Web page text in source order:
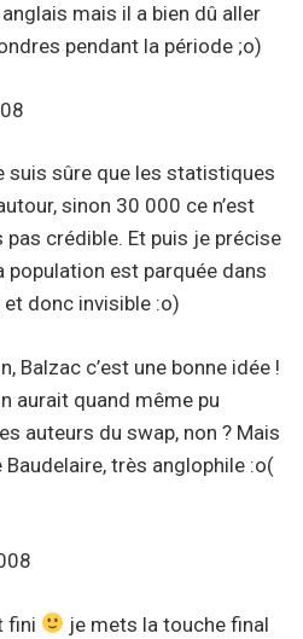
anglais mais il a bien dû aller
pendant la période ;o)
suis sûre que les statistiques
sinon 30 000 ce n’est
crédible. Et puis je précise
population est parquée dans
donc invisible :o)
Balzac c’est une bonne idée !
aurait quand même pu
auteurs du swap, non ? Mais
très anglophile :o(
fini
je mets la touche final